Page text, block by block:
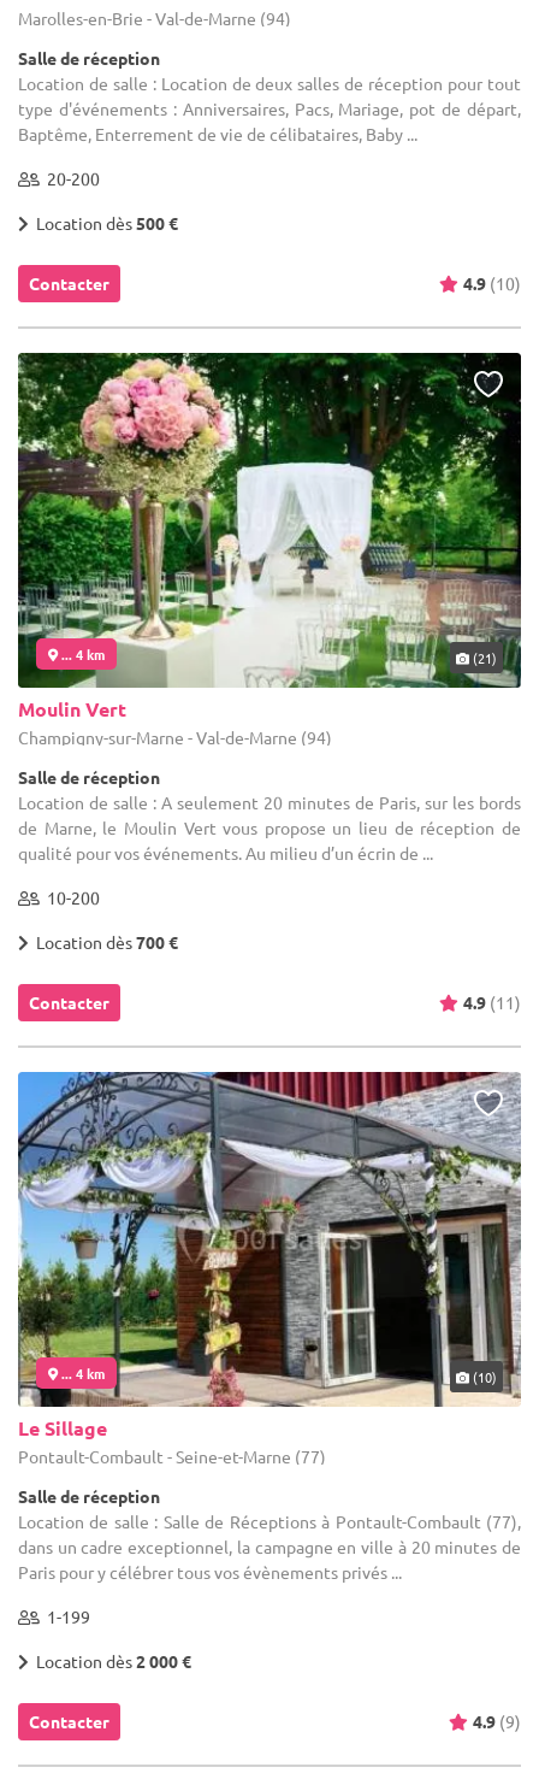
Marolles-en-Brie - Val-de-Marne (94)
Salle de réception
Location de salle : Location de deux salles de réception pour tout
type d'événements : Anniversaires, Pacs, Mariage, pot de départ,
Baptême, Enterrement de vie de célibataires, Baby ...
20-200
Location dès500 €
Contacter 4.9 (10)
... 4 km (21)
Moulin Vert
Champigny-sur-Marne - Val-de-Marne (94)
Salle de réception
Location de salle : A seulement 20 minutes de Paris, sur les bords
de Marne, le Moulin Vert vous propose un lieu de réception de
qualité pour vos événements. Au milieu d’un écrin de ...
10-200
Location dès700 €
Contacter 4.9 (11)
... 4 km (10)
Le Sillage
Pontault-Combault - Seine-et-Marne (77)
Salle de réception
Location de salle : Salle de Réceptions à Pontault-Combault (77),
dans un cadre exceptionnel, la campagne en ville à 20 minutes de
Paris pour y célébrer tous vos évènements privés ...
1-199
Location dès2 000 €
Contacter 4.9 (9)